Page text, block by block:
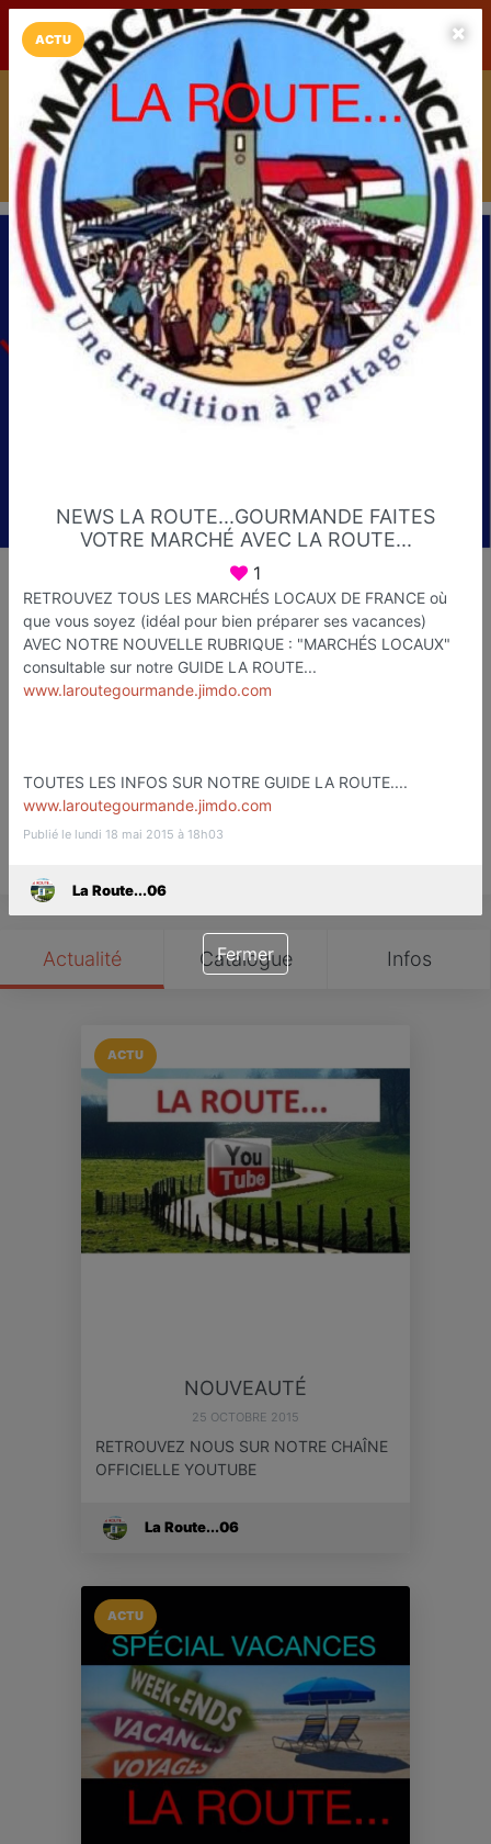
LaCarte Play Store
Installez l'App LaCarte
Téléchargez gratuitement l'app LaCarte pour suivre vos
commerces favoris et ne rien rater !
Télécharger Plus tard
La Route...06
Etapes Touristiqu et Gastronomiq
Nice
Actualité Catalogue Infos
ACTU
NOUVEAUTÉ
25 OCTOBRE 2015
RETROUVEZ NOUS SUR NOTRE CHAÎNE
OFFICIELLE YOUTUBE
La Route...06
ACTU
ACTU
NEWS LA ROUTE...GOURMANDE FAITES
VOTRE MARCHÉ AVEC LA ROUTE...
1
RETROUVEZ TOUS LES MARCHÉS LOCAUX DE FRANCE où
que vous soyez (idéal pour bien préparer ses vacances)
AVEC NOTRE NOUVELLE RUBRIQUE : "MARCHÉS LOCAUX"
consultable sur notre GUIDE LA ROUTE...
www.laroutegourmande.jimdo.com
TOUTES LES INFOS SUR NOTRE GUIDE LA ROUTE....
www.laroutegourmande.jimdo.com
Publié le lundi 18 mai 2015 à 18h03
La Route...06
Fermer